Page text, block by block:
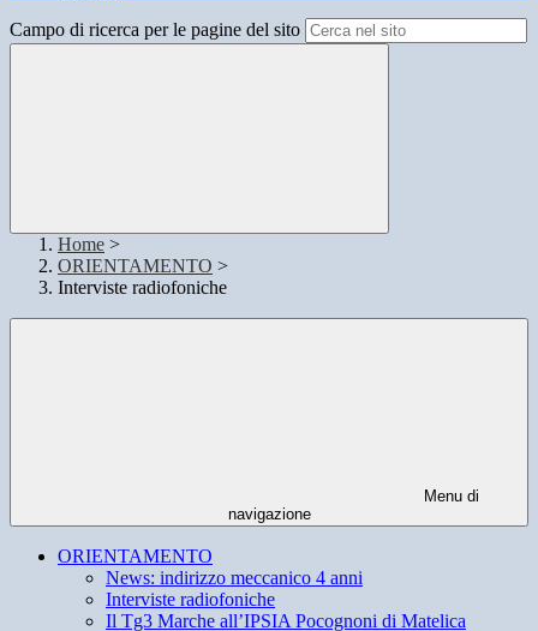
Campo di ricerca per le pagine del sito
Home >
ORIENTAMENTO >
Interviste radiofoniche
Menu di
navigazione
ORIENTAMENTO
News: indirizzo meccanico 4 anni
Interviste radiofoniche
Il Tg3 Marche all’IPSIA Pocognoni di Matelica